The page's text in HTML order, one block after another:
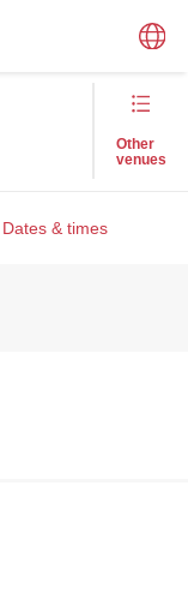
Other
venues
Dates & times